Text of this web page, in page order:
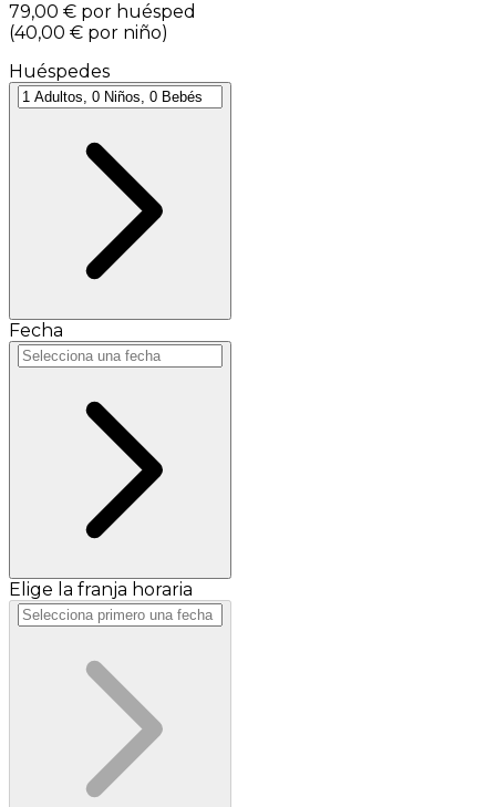
79,00 € por huésped
(40,00 € por niño)
Huéspedes
Fecha
Elige la franja horaria